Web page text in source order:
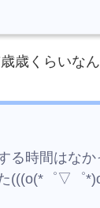
歳くらいなん
る時間はなか
(((o(*゜▽゜